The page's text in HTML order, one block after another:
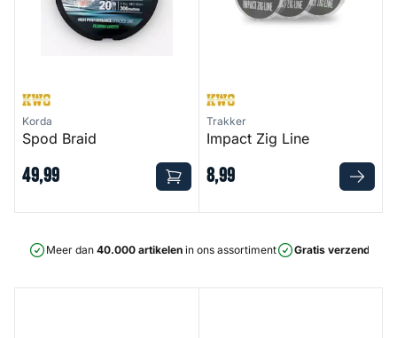
Korda
Spod Braid
49,99
Trakker
Impact Zig Line
8,99
Meer dan 40.000 artikelen in ons assortiment Gratis verzending